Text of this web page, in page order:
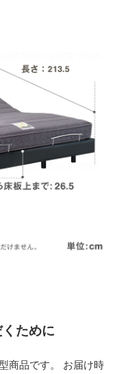
ために
商品です。 お届け時